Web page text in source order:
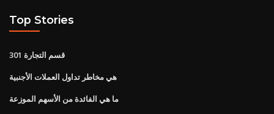
Top Stories
قسم التجارة 301
هي مخاطر تداول العملات الأجنبية
ما هي الفائدة من الأسهم الموزعة